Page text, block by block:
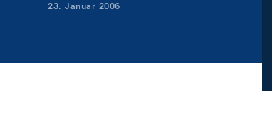
23. Januar 2006